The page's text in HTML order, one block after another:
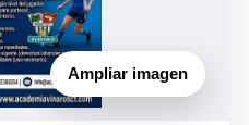
Ampliar imagen